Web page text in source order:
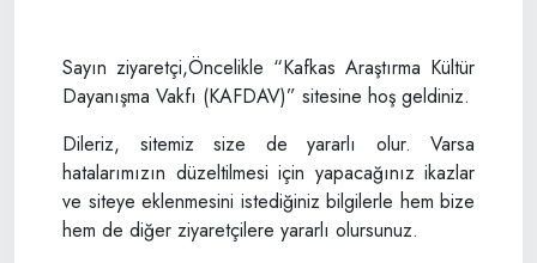
Sayın ziyaretçi,Öncelikle “Kafkas Araştırma Kültür
Dayanışma Vakfı (KAFDAV)” sitesine hoş geldiniz.
Dileriz, sitemiz size de yararlı olur. Varsa
hatalarımızın düzeltilmesi için yapacağınız ikazlar
ve siteye eklenmesini istediğiniz bilgilerle hem bize
hem de diğer ziyaretçilere yararlı olursunuz.